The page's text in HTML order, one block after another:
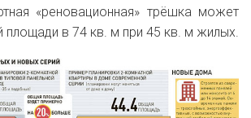
«реновационная» трёшка может
площади в 74 кв. м при 45 кв. м жилых.